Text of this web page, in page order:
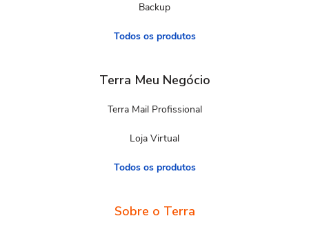
Backup
Todos os produtos
Terra Meu Negócio
Terra Mail Profissional
Loja Virtual
Todos os produtos
Sobre o Terra